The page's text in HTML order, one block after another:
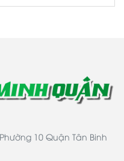
10 Quận Tân Binh